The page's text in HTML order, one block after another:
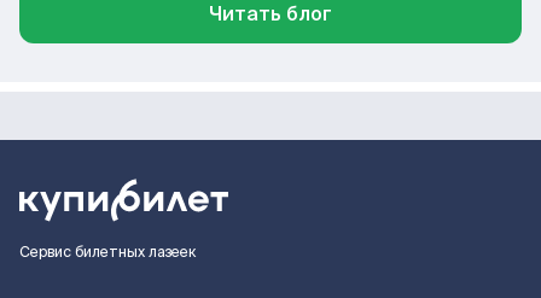
Читать блог
Сервис билетных лазеек